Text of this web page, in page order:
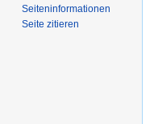
Seiten­­informationen
Seite zitieren